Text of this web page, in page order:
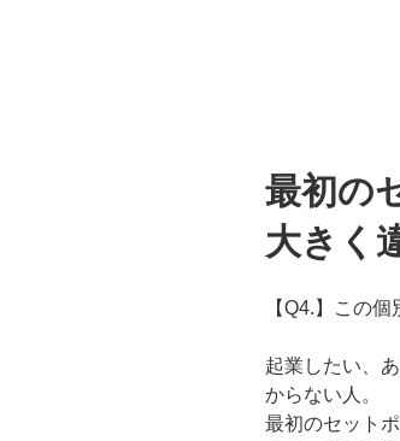
最初の
大きく
【Q4.】この
起業したい、
からない 人。
最初のセット